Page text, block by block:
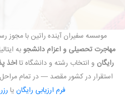
موسسه سفیران آینده راتین با مجوز
مهاجرت تحصیلی و اعزام دانشجوبه
رایگان و انتخاب رشته و دانشگاه تااخذ
استقرار در کشور مقصد — در تمام
فرم ارزیابی رایگان یا